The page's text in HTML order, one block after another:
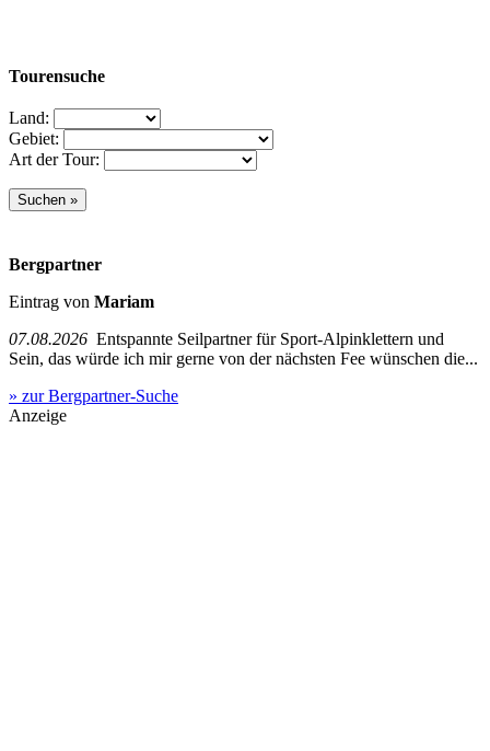
Tourensuche
Land:
Gebiet:
Art der Tour:
Bergpartner
Eintrag von Mariam
07.08.2026 Entspannte Seilpartner für Sport-Alpinklettern und
Sein, das würde ich mir gerne von der nächsten Fee wünschen die...
» zur Bergpartner-Suche
Anzeige